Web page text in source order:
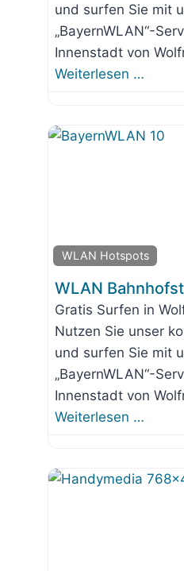
und surfen Sie mit
„BayernWLAN“-
Innenstadt von
Weiterlesen …
WLAN Hotspots
WLAN
Gratis Surfen in
Nutzen Sie unser
und surfen Sie mit
„BayernWLAN“-
Innenstadt von
Weiterlesen …